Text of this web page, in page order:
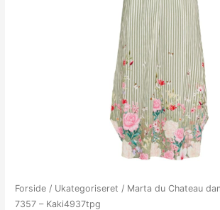
Forside / Ukategoriseret / Marta du Chateau
7357 – Kaki4937tpg